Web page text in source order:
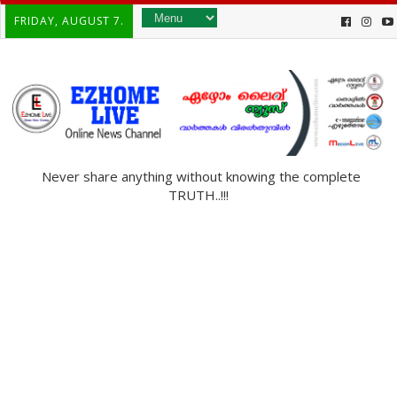
FRIDAY, AUGUST 7.
Never share anything without knowing the complete
TRUTH..!!!